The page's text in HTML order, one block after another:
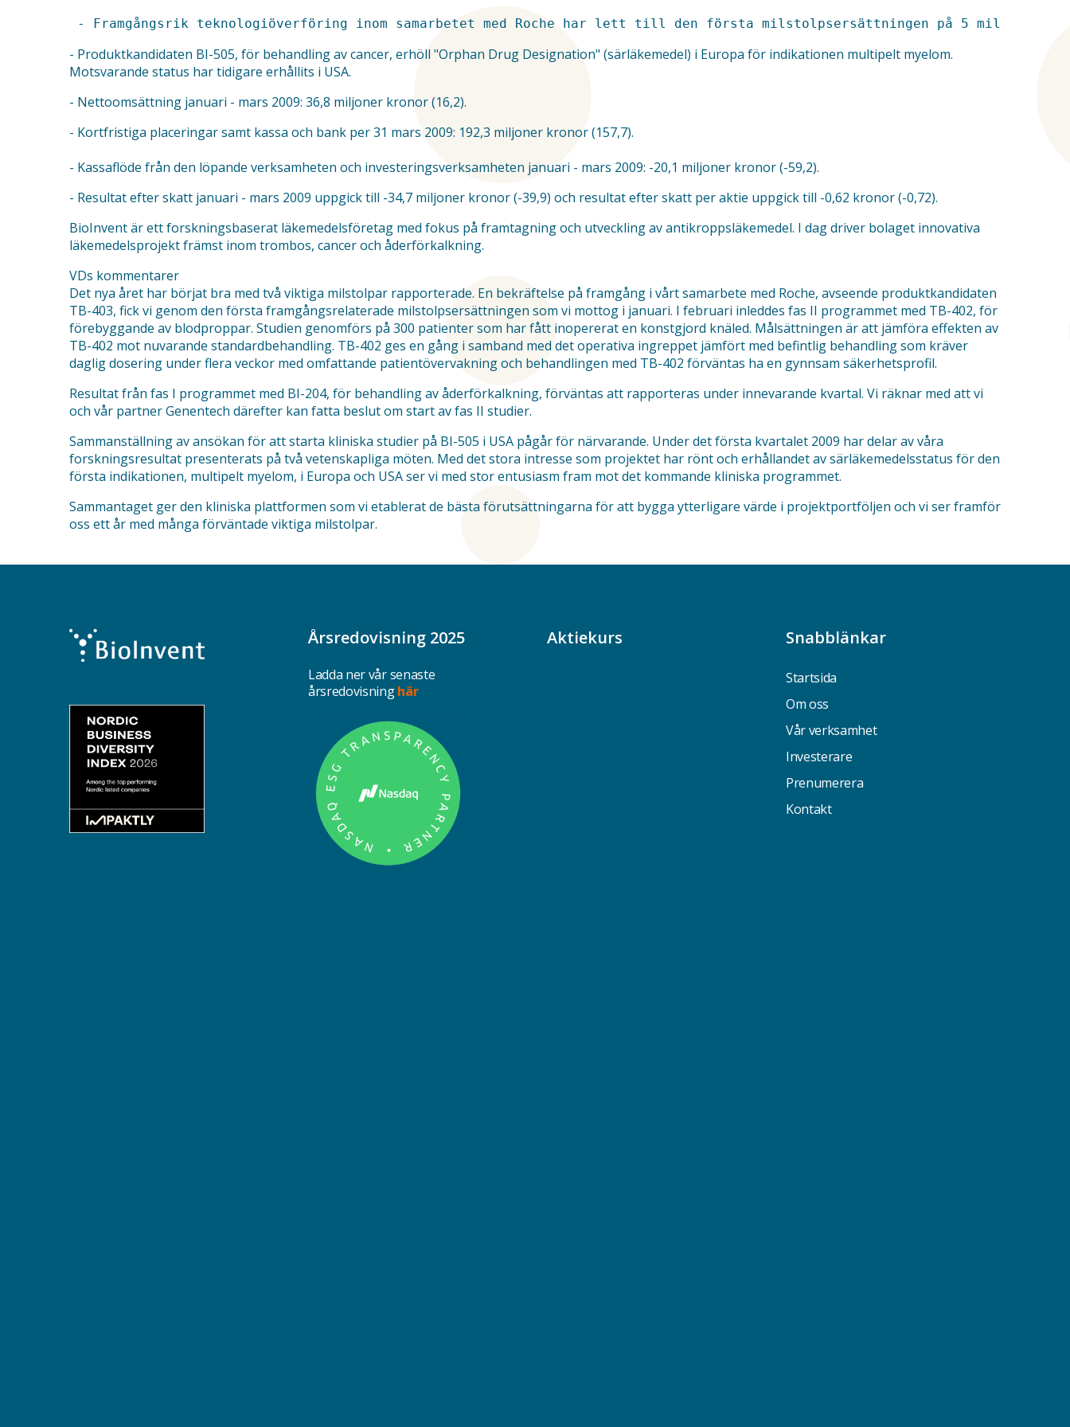
- Produktkandidaten BI-505, för behandling av cancer, erhöll "Orphan Drug Designation" (särläkemedel) i Europa för indikationen multipelt myelom.
Motsvarande status har tidigare erhållits i USA.
- Nettoomsättning januari - mars 2009: 36,8 miljoner kronor (16,2).
- Kortfristiga placeringar samt kassa och bank per 31 mars 2009: 192,3 miljoner kronor (157,7).
- Kassaflöde från den löpande verksamheten och investeringsverksamheten januari - mars 2009: -20,1 miljoner kronor (-59,2).
- Resultat efter skatt januari - mars 2009 uppgick till -34,7 miljoner kronor (-39,9) och resultat efter skatt per aktie uppgick till -0,62 kronor (-0,72).
BioInvent är ett forskningsbaserat läkemedelsföretag med fokus på framtagning och utveckling av antikroppsläkemedel. I dag driver bolaget innovativa
läkemedelsprojekt främst inom trombos, cancer och åderförkalkning.
VDs kommentarer
Det nya året har börjat bra med två viktiga milstolpar rapporterade. En bekräftelse på framgång i vårt samarbete med Roche, avseende produktkandidaten
TB-403, fick vi genom den första framgångsrelaterade milstolpsersättningen som vi mottog i januari. I februari inleddes fas II programmet med TB-402, för
förebyggande av blodproppar. Studien genomförs på 300 patienter som har fått inopererat en konstgjord knäled. Målsättningen är att jämföra effekten av
TB-402 mot nuvarande standardbehandling. TB-402 ges en gång i samband med det operativa ingreppet jämfört med befintlig behandling som kräver
daglig dosering under flera veckor med omfattande patientövervakning och behandlingen med TB-402 förväntas ha en gynnsam säkerhetsprofil.
Resultat från fas I programmet med BI-204, för behandling av åderförkalkning, förväntas att rapporteras under innevarande kvartal. Vi räknar med att vi
och vår partner Genentech därefter kan fatta beslut om start av fas II studier.
Sammanställning av ansökan för att starta kliniska studier på BI-505 i USA pågår för närvarande. Under det första kvartalet 2009 har delar av våra
forskningsresultat presenterats på två vetenskapliga möten. Med det stora intresse som projektet har rönt och erhållandet av särläkemedelsstatus för den
första indikationen, multipelt myelom, i Europa och USA ser vi med stor entusiasm fram mot det kommande kliniska programmet.
Sammantaget ger den kliniska plattformen som vi etablerat de bästa förutsättningarna för att bygga ytterligare värde i projektportföljen och vi ser framför
oss ett år med många förväntade viktiga milstolpar.
Årsredovisning 2025
Ladda ner vår senaste
årsredovisninghär
Aktiekurs Snabblänkar
Startsida
Om oss
Vår verksamhet
Investerare
Prenumerera
Kontakt